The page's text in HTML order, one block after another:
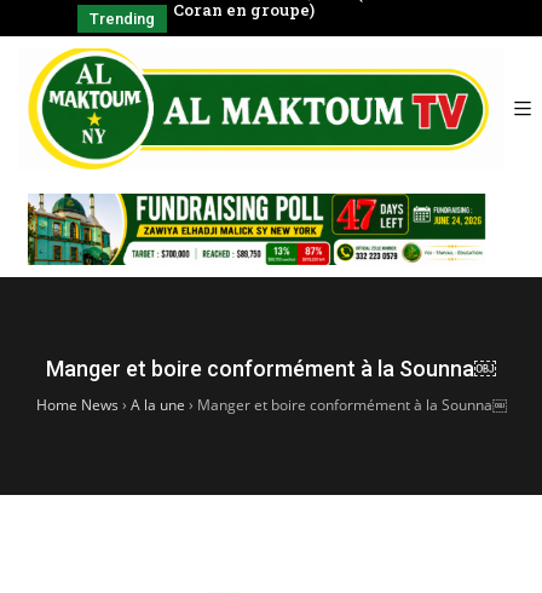
Trending Coran en groupe)
الشّيخ
Manger et boire conformément à la Sounna￼
Home News › A la une › Manger et boire conformément à la Sounna￼